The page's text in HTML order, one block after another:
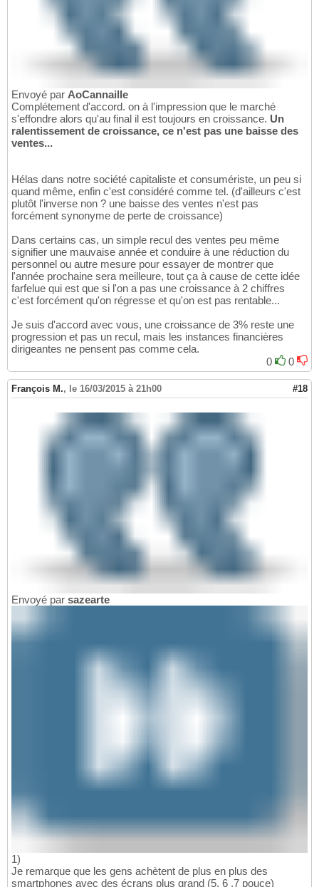
Envoyé par AoCannaille
Complétement d'accord. on à l'impression que le marché
s'effondre alors qu'au final il est toujours en croissance. Un
ralentissement de croissance, ce n'est pas une baisse des
ventes...
Hélas dans notre société capitaliste et consumériste, un peu si
quand même, enfin c'est considéré comme tel. (d'ailleurs c'est
plutôt l'inverse non ? une baisse des ventes n'est pas
forcément synonyme de perte de croissance)
Dans certains cas, un simple recul des ventes peu même
signifier une mauvaise année et conduire à une réduction du
personnel ou autre mesure pour essayer de montrer que
l'année prochaine sera meilleure, tout ça à cause de cette idée
farfelue qui est que si l'on a pas une croissance à 2 chiffres
c'est forcément qu'on régresse et qu'on est pas rentable...
Je suis d'accord avec vous, une croissance de 3% reste une
progression et pas un recul, mais les instances financières
dirigeantes ne pensent pas comme cela.
0
0
François M., le 16/03/2015 à 21h00 #18
Envoyé par sazearte
1)
Je remarque que les gens achètent de plus en plus des
smartphones avec des écrans plus grand (5, 6 ,7 pouce)